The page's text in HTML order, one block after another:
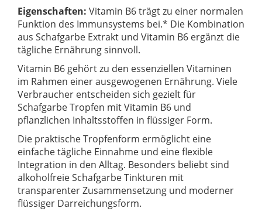
Eigenschaften: Vitamin B6 trägt zu einer normalen
Funktion des Immunsystems bei.* Die Kombination
aus Schafgarbe Extrakt und Vitamin B6 ergänzt die
tägliche Ernährung sinnvoll.
Vitamin B6 gehört zu den essenziellen Vitaminen
im Rahmen einer ausgewogenen Ernährung. Viele
Verbraucher entscheiden sich gezielt für
Schafgarbe Tropfen mit Vitamin B6 und
pflanzlichen Inhaltsstoffen in flüssiger Form.
Die praktische Tropfenform ermöglicht eine
einfache tägliche Einnahme und eine flexible
Integration in den Alltag. Besonders beliebt sind
alkoholfreie Schafgarbe Tinkturen mit
transparenter Zusammensetzung und moderner
flüssiger Darreichungsform.